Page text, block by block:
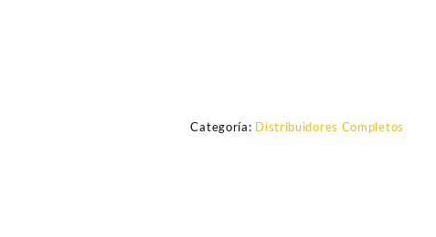
Categoría: Distribuidores Completos